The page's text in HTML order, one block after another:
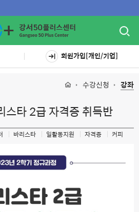
회원가입[개인/기업]
수강신청 강좌
스타 2급 자격증 취득반
바리스타 일활동지원 자격증 커피